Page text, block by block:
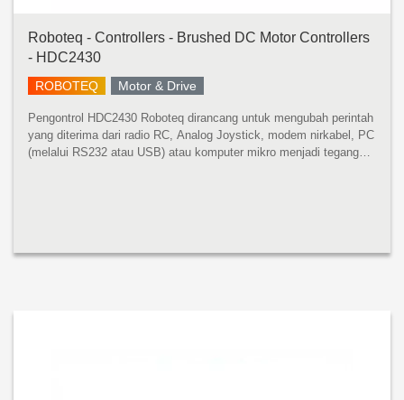
Roboteq - Controllers - Brushed DC Motor Controllers
- HDC2430
ROBOTEQ Motor & Drive
Pengontrol HDC2430 Roboteq dirancang untuk mengubah perintah
yang diterima dari radio RC, Analog Joystick, modem nirkabel, PC
(melalui RS232 atau USB) atau komputer mikro menjadi tegangan